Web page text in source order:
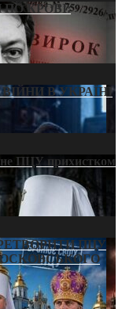
КРОВІ:
В УКРАЇНІ
ПЦУ прихистком
ПЦУ